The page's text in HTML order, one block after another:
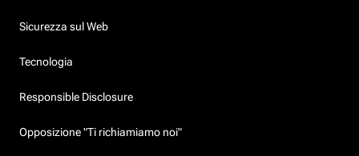
Sicurezza sul Web
Tecnologia
Responsible Disclosure
Opposizione "Ti richiamiamo noi"